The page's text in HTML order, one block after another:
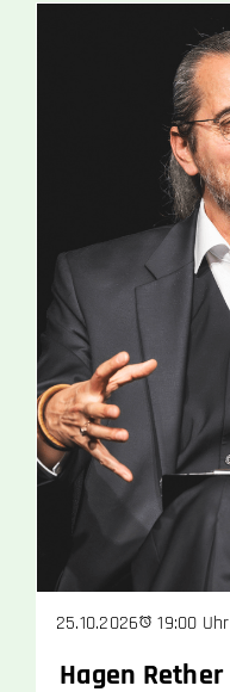
25.10.2026 19:00 Uhr
Hagen Rether